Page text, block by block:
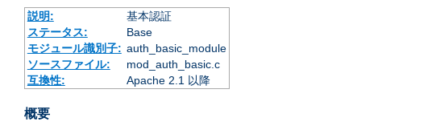
説明:
基本認証
ステータス:
Base
モジュール識別子: auth_basic_module
ソースファイル:
mod_auth_basic.c
互換性:
Apache 2.1 以降
概要